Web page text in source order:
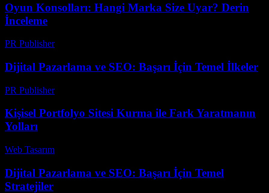
Oyun Konsolları: Hangi Marka Size Uyar? Derin
İnceleme
PR Publisher-
Dijital Pazarlama ve SEO: Başarı İçin Temel İlkeler
PR Publisher-
Kişisel Portfolyo Sitesi Kurma ile Fark Yaratmanın
Yolları
Web Tasarım
Dijital Pazarlama ve SEO: Başarı İçin Temel
Stratejiler